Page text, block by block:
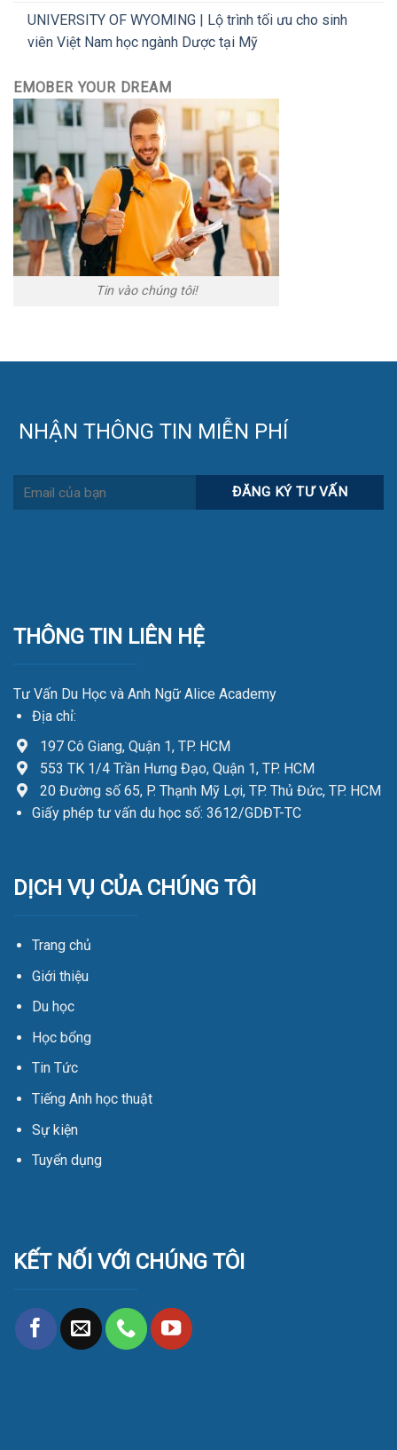
UNIVERSITY OF WYOMING | Lộ trình tối ưu cho sinh
viên Việt Nam học ngành Dược tại Mỹ
EMOBER YOUR DREAM
Tin vào chúng tôi!
NHẬN THÔNG TIN MIỄN PHÍ
THÔNG TIN LIÊN HỆ
Tư Vấn Du Học và Anh Ngữ Alice Academy
Địa chỉ:
197 Cô Giang, Quận 1, TP. HCM
553 TK 1/4 Trần Hưng Đạo, Quận 1, TP. HCM
20 Đường số 65, P. Thạnh Mỹ Lợi, TP. Thủ Đức, TP. HCM
Giấy phép tư vấn du học số: 3612/GDĐT-TC
DỊCH VỤ CỦA CHÚNG TÔI
Trang chủ
Giới thiệu
Du học
Học bổng
Tin Tức
Tiếng Anh học thuật
Sự kiện
Tuyển dụng
KẾT NỐI VỚI CHÚNG TÔI